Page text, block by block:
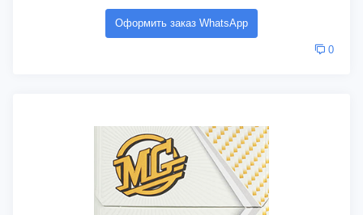
Оформить заказ WhatsApp
0